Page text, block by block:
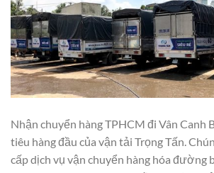
Nhận chuyển hàng TPHCM đi Vân Canh
tiêu hàng đầu của vận tải Trọng Tấn.
cấp dịch vụ vận chuyển hàng hóa đường